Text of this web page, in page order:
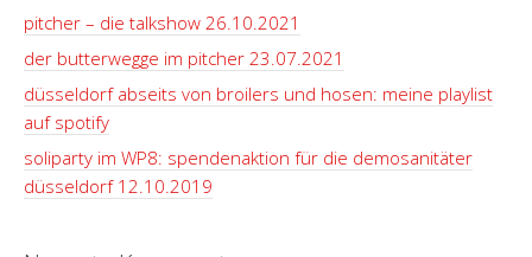
pitcher – die talkshow 26.10.2021
der butterwegge im pitcher 23.07.2021
düsseldorf abseits von broilers und hosen: meine playlist
auf spotify
soliparty im WP8: spendenaktion für die demosanitäter
düsseldorf 12.10.2019